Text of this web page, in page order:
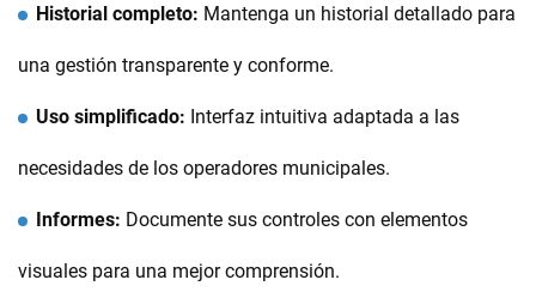
Historial completo: Mantenga un historial detallado para
una gestión transparente y conforme.
Uso simplificado: Interfaz intuitiva adaptada a las
necesidades de los operadores municipales.
Informes: Documente sus controles con elementos
visuales para una mejor comprensión.